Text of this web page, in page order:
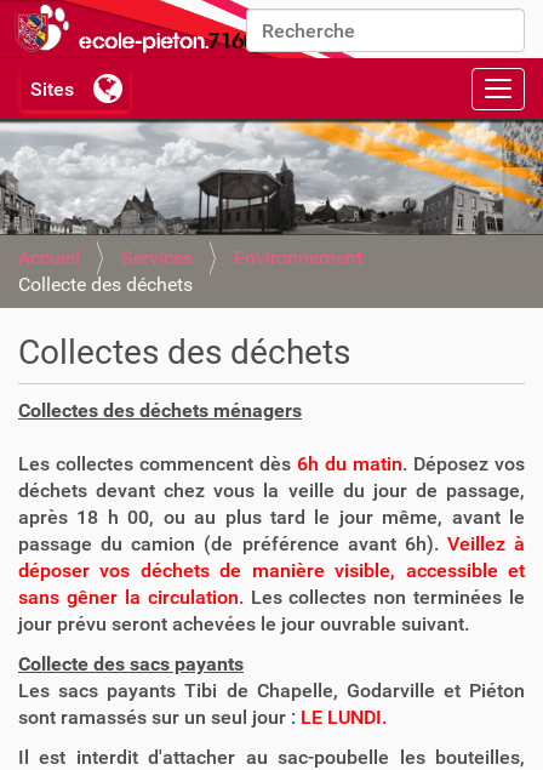
Chercher par
Recherche avancée…
Accueil Services
Environnement
Collecte des déchets
Collectes des déchets
Collectes des déchets ménagers
Les collectes commencent dès 6h du matin. Déposez vos
déchets devant chez vous la veille du jour de passage,
après 18 h 00, ou au plus tard le jour même, avant le
passage du camion (de préférence avant 6h). Veillez à
déposer vos déchets de manière visible, accessible et
sans gêner la circulation. Les collectes non terminées le
jour prévu seront achevées le jour ouvrable suivant.
Collecte des sacs payants
Les sacs payants Tibi de Chapelle, Godarville et Piéton
sont ramassés sur un seul jour : LE LUNDI.
Il est interdit d'attacher au sac-poubelle les bouteilles,